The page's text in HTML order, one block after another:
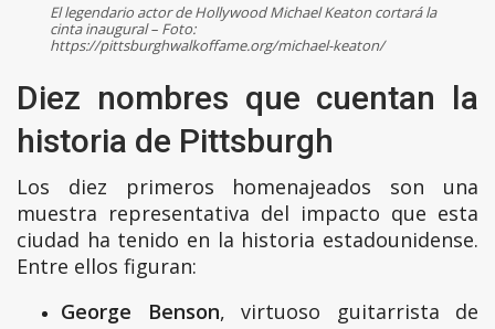
El legendario actor de Hollywood Michael Keaton cortará la
cinta inaugural – Foto:
https://pittsburghwalkoffame.org/michael-keaton/
Diez nombres que cuentan la
historia de Pittsburgh
Los diez primeros homenajeados son una
muestra representativa del impacto que esta
ciudad ha tenido en la historia estadounidense.
Entre ellos figuran:
George Benson, virtuoso guitarrista de